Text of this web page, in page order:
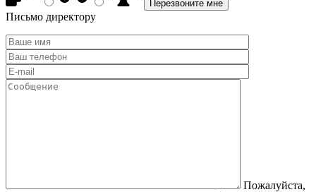
Письмо директору
Пожалуйста,